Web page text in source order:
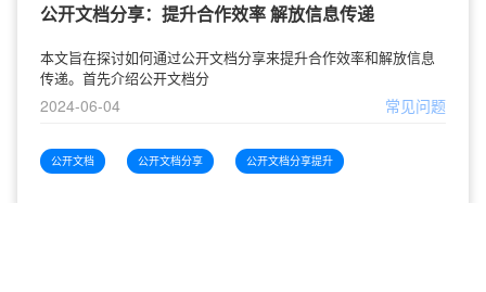
公开文档分享：提升合作效率 解放信息传递
本文旨在探讨如何通过公开文档分享来提升合作效率和解放信息
传递。首先介绍公开文档分
2024-06-04 常见问题
公开文档 公开文档分享 公开文档分享提升